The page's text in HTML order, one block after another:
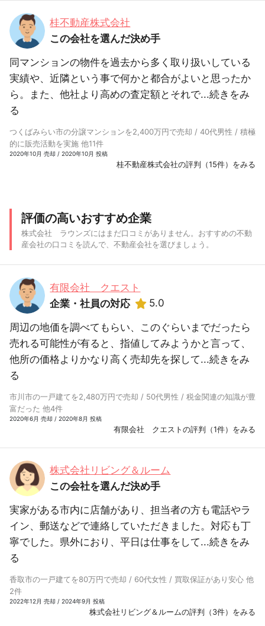
桂不動産株式会社
この会社を選んだ決め手
同マンションの物件を過去から多く取り扱いしている
実績や、近隣という事で何かと都合がよいと思ったか
ら。また、他社より高めの査定額とそれで...続きをみ
る
つくばみらい市の分譲マンションを2,400万円で売却 / 40代男性 / 積極
的に販売活動を実施 他11件
2020年10月 売却 / 2020年10月 投稿
桂不動産株式会社の評判（15件）をみる
評価の高いおすすめ企業
株式会社 ラウンズにはまだ口コミがありません。おすすめの不動
産会社の口コミを読んで、不動産会社を選びましょう。
有限会社 クエスト
企業・社員の対応
5.0
周辺の地価を調べてもらい、このぐらいまでだったら
売れる可能性が有ると、指値してみようかと言って、
他所の価格よりかなり高く売却先を探して...続きをみ
る
市川市の一戸建てを2,480万円で売却 / 50代男性 / 税金関連の知識が豊
富だった 他4件
2020年6月 売却 / 2020年8月 投稿
有限会社 クエストの評判（1件）をみる
株式会社リビング＆ルーム
この会社を選んだ決め手
実家がある市内に店舗があり、担当者の方も電話やラ
イン、郵送などで連絡していただきました。対応も丁
寧でした。県外におり、平日は仕事をして...続きをみ
る
香取市の一戸建てを80万円で売却 / 60代女性 / 買取保証があり安心 他
2件
2022年12月 売却 / 2024年9月 投稿
株式会社リビング＆ルームの評判（3件）をみる